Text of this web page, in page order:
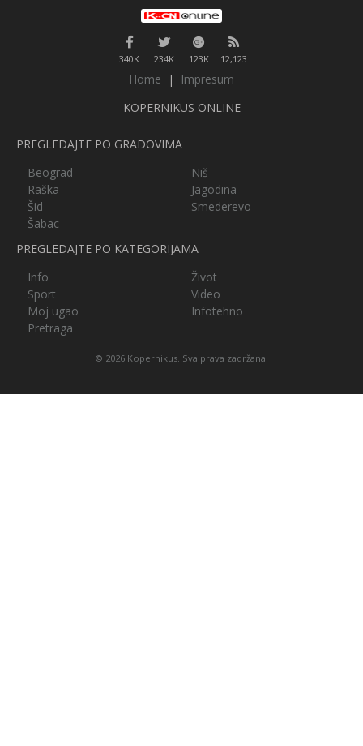
340K 234K 123K 12,123
Home |
Impresum
KOPERNIKUS ONLINE
PREGLEDAJTE PO GRADOVIMA
Beograd
Niš
Raška
Jagodina
Šid
Smederevo
Šabac
PREGLEDAJTE PO KATEGORIJAMA
Info
Život
Sport
Video
Moj ugao
Infotehno
Pretraga
© 2026 Kopernikus. Sva prava zadržana.